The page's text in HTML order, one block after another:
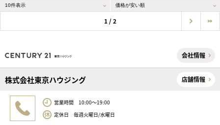
1 / 2
会社情報
株式会社東京ハウジング 店舗情報
営業時間 10:00～19:00
定休日 毎週火曜日/水曜日